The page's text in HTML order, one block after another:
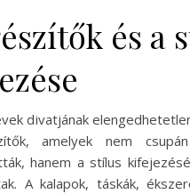
és a
divatjának
amelyek nem
hanem a stílus
A kalapok, táskák,